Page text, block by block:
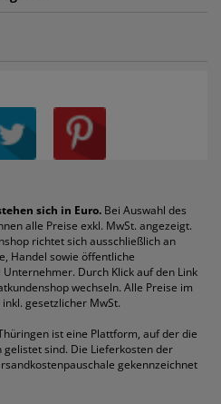
Radiergummis
Schnellhefter
Sichthüllen
Taschenrechner
Textmarker
Tintenroller
Tintenpatronen
Toilettenpapier
Toner
Versandmaterial
Versandtaschen
Leitz
Läufer
Melitta
Pentel
Pelikan
Pilot
Pritt
Schneider
Stabilo
Staedtler
sich in Euro. Bei Auswahl des
alle Preise exkl. MwSt. angezeigt.
richtet sich ausschließlich an
Handel sowie öffentliche
Durch Klick auf den Link
wechseln. Alle Preise im
gesetzlicher MwSt.
ist eine Plattform, auf der die
sind. Die Lieferkosten der
gekennzeichnet